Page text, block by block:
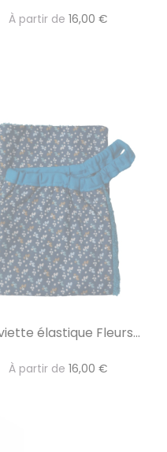
À partir de 16,00 €
élastique Fleurs...
À partir de 16,00 €